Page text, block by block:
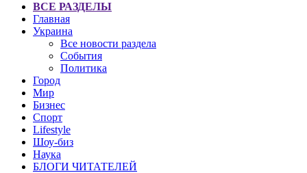
ВСЕ РАЗДЕЛЫ
Главная
Украина
Все новости раздела
События
Политика
Город
Мир
Бизнес
Спорт
Lifestyle
Шоу-биз
Наука
БЛОГИ ЧИТАТЕЛЕЙ